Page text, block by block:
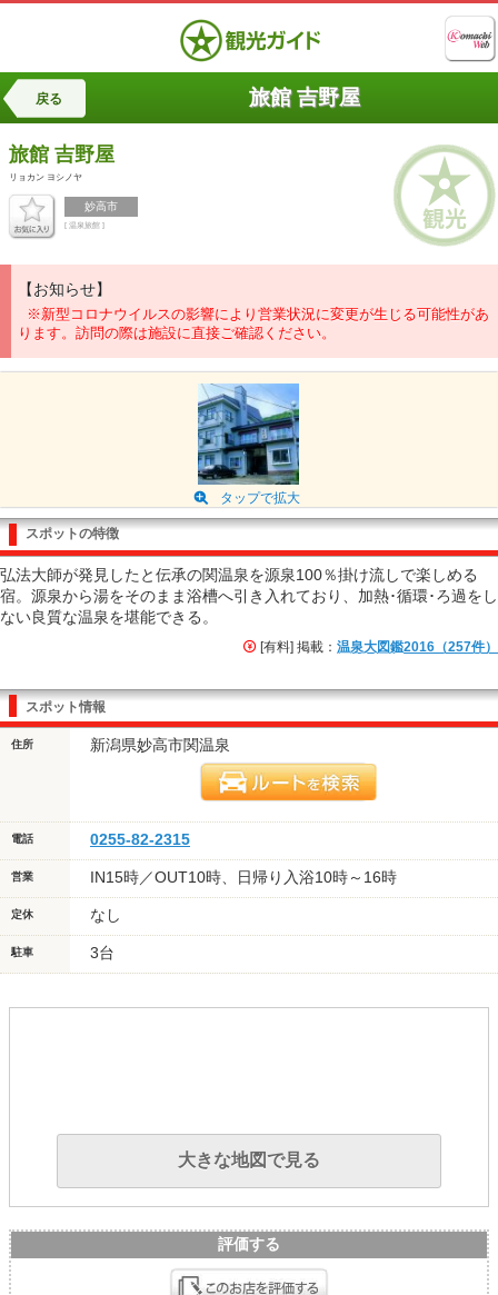
戻る 旅館 吉野屋
旅館 吉野屋
リョカン ヨシノヤ
妙高市
[ 温泉旅館 ]
【お知らせ】
※新型コロナウイルスの影響により営業状況に変更が生じる可能性があ
ります。訪問の際は施設に直接ご確認ください。
タップで拡大
スポットの特徴
弘法大師が発見したと伝承の関温泉を源泉100％掛け流しで楽しめる
宿。源泉から湯をそのまま浴槽へ引き入れており、加熱･循環･ろ過をし
ない良質な温泉を堪能できる。
[有料] 掲載： 温泉大図鑑2016（257件）
スポット情報
住所 新潟県妙高市関温泉
電話 0255-82-2315
営業 IN15時／OUT10時、日帰り入浴10時～16時
定休 なし
駐車 3台
大きな地図で見る
評価する